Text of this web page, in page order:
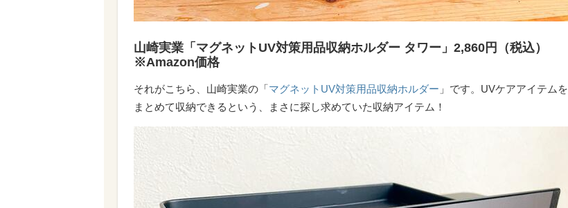
山崎実業「マグネットUV対策用品収納ホルダー タワー」2,860円（税込）
※Amazon価格
それがこちら、山崎実業の「マグネットUV対策用品収納ホルダー 」です。UVケアアイテムを
まとめて収納できるという、まさに探し求めていた収納アイテム！